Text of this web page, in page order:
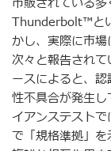
Thunderbolt™と
かし、実際に市
次々と報告され
ースによると、
性不具合が発生
イアンステスト
で「規格準拠」